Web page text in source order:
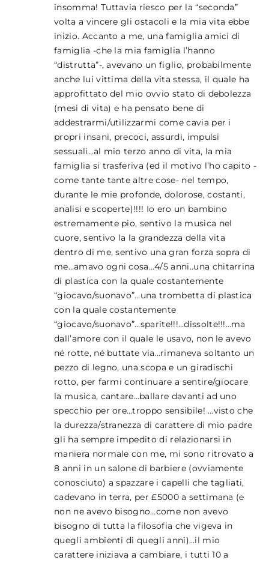
insomma! Tuttavia riesco per la “seconda”
volta a vincere gli ostacoli e la mia vita ebbe
inizio. Accanto a me, una famiglia amici di
famiglia -che la mia famiglia l’hanno
“distrutta”-, avevano un figlio, probabilmente
anche lui vittima della vita stessa, il quale ha
approfittato del mio ovvio stato di debolezza
(mesi di vita) e ha pensato bene di
addestrarmi/utilizzarmi come cavia per i
propri insani, precoci, assurdi, impulsi
sessuali…al mio terzo anno di vita, la mia
famiglia si trasferiva (ed il motivo l’ho capito -
come tante tante altre cose- nel tempo,
durante le mie profonde, dolorose, costanti,
analisi e scoperte)!!!! Io ero un bambino
estremamente pio, sentivo la musica nel
cuore, sentivo la la grandezza della vita
dentro di me, sentivo una gran forza sopra di
me…amavo ogni cosa…4/5 anni..una chitarrina
di plastica con la quale costantemente
“giocavo/suonavo”…una trombetta di plastica
con la quale costantemente
“giocavo/suonavo”…sparite!!!…dissolte!!!…ma
dall’amore con il quale le usavo, non le avevo
né rotte, né buttate via…rimaneva soltanto un
pezzo di legno, una scopa e un giradischi
rotto, per farmi continuare a sentire/giocare
la musica, cantare…ballare davanti ad uno
specchio per ore…troppo sensibile! …visto che
la durezza/stranezza di carattere di mio padre
gli ha sempre impedito di relazionarsi in
maniera normale con me, mi sono ritrovato a
8 anni in un salone di barbiere (ovviamente
conosciuto) a spazzare i capelli che tagliati,
cadevano in terra, per £5000 a settimana (e
non ne avevo bisogno…come non avevo
bisogno di tutta la filosofia che vigeva in
quegli ambienti di quegli anni)…il mio
carattere iniziava a cambiare, i tutti 10 a